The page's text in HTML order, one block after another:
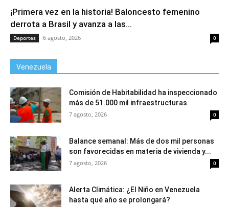
¡Primera vez en la historia! Baloncesto femenino
derrota a Brasil y avanza a las...
Deportes 6 agosto, 2026 0
Venezuela
Comisión de Habitabilidad ha inspeccionado
más de 51.000 mil infraestructuras
7 agosto, 2026 0
Balance semanal: Más de dos mil personas
son favorecidas en materia de vivienda y...
7 agosto, 2026 0
Alerta Climática: ¿El Niño en Venezuela
hasta qué año se prolongará?